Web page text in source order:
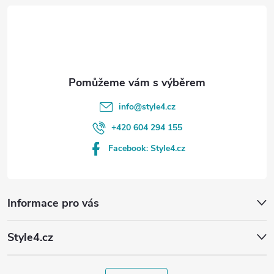
Informace pro vás
Style4.cz
info@style4.cz
+420 604 294 155
Facebook: Style4.cz